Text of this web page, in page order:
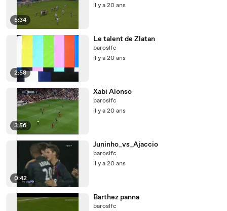
5:34
il y a 20 ans
2:58
Le talent de Zlatan
baroslfc
il y a 20 ans
3:56
Xabi Alonso
baroslfc
il y a 20 ans
0:42
Juninho_vs_Ajaccio
baroslfc
il y a 20 ans
Barthez panna
baroslfc